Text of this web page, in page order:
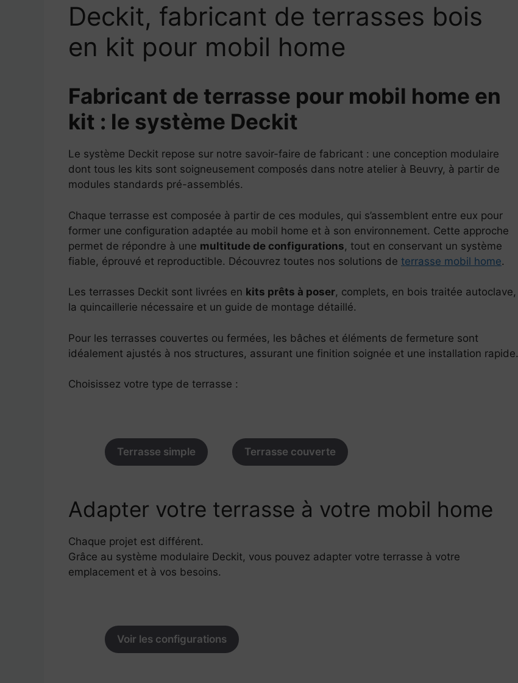
Deckit, fabricant de terrasses bois
en kit pour mobil home
Fabricant de terrasse pour mobil home en
kit : le système Deckit
Le système Deckit repose sur notre savoir-faire de fabricant : une conception modulaire
dont tous les kits sont soigneusement composés dans notre atelier à Beuvry, à partir de
modules standards pré-assemblés.
Chaque terrasse est composée à partir de ces modules, qui s’assemblent entre eux pour
former une configuration adaptée au mobil home et à son environnement. Cette approche
permet de répondre à une multitude de configurations, tout en conservant un système
fiable, éprouvé et reproductible. Découvrez toutes nos solutions de terrasse mobil home.
Les terrasses Deckit sont livrées en kits prêts à poser, complets, en bois traitée autoclave,
la quincaillerie nécessaire et un guide de montage détaillé.
Pour les terrasses couvertes ou fermées, les bâches et éléments de fermeture sont
idéalement ajustés à nos structures, assurant une finition soignée et une installation rapide.
Choisissez votre type de terrasse :
Terrasse simple Terrasse couverte
Adapter votre terrasse à votre mobil home
Chaque projet est différent.
Grâce au système modulaire Deckit, vous pouvez adapter votre terrasse à votre
emplacement et à vos besoins.
Voir les configurations